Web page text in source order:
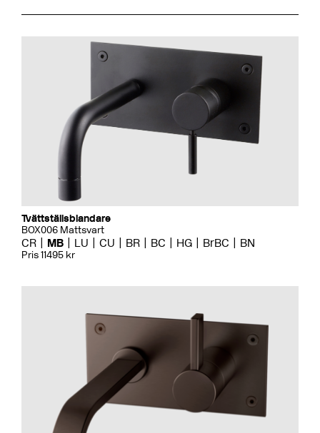
Tvättställsblandare
BOX006 Mattsvart
CR MB LU CU BR BC HG BrBC BN
Pris 11495 kr